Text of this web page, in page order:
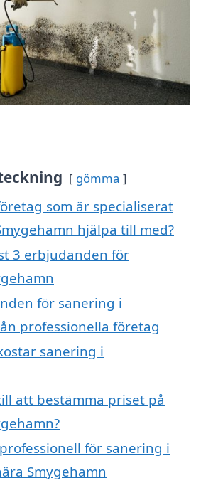
gömma
som är specialiserat
hjälpa till med?
3 erbjudanden för
för sanering i
professionella företag
sanering i
att bestämma priset på
för sanering i
Smygehamn